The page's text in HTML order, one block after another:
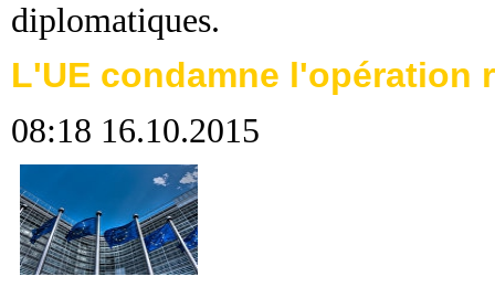
diplomatiques.
L'UE condamne l'opération
08:18 16.10.2015